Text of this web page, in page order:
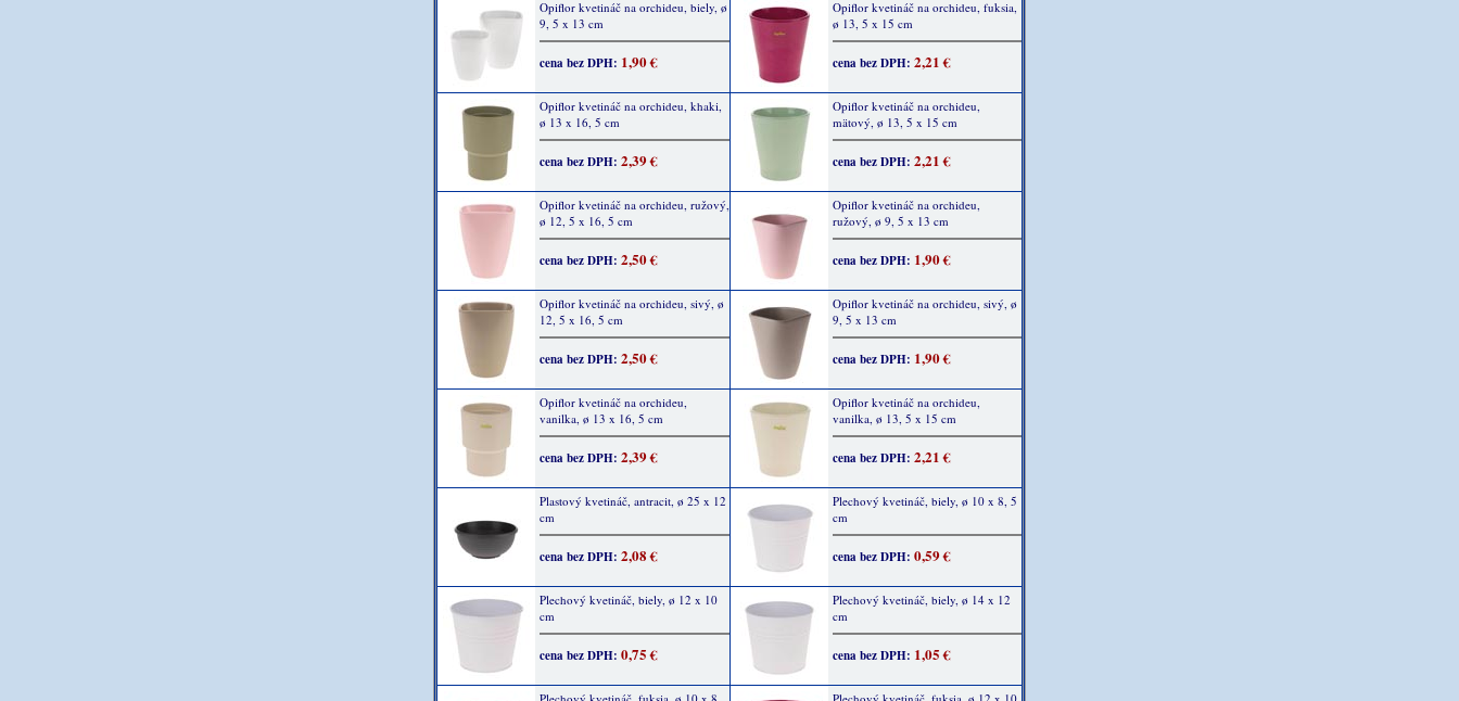
Opiflor kvetináč na orchideu, biely, ø
9, 5 x 13 cm
cena bez DPH: 1,90 €
Opiflor kvetináč na orchideu, fuksia,
ø 13, 5 x 15 cm
cena bez DPH: 2,21 €
Opiflor kvetináč na orchideu, khaki,
ø 13 x 16, 5 cm
cena bez DPH: 2,39 €
Opiflor kvetináč na orchideu,
mätový, ø 13, 5 x 15 cm
cena bez DPH: 2,21 €
Opiflor kvetináč na orchideu, ružový,
ø 12, 5 x 16, 5 cm
cena bez DPH: 2,50 €
Opiflor kvetináč na orchideu,
ružový, ø 9, 5 x 13 cm
cena bez DPH: 1,90 €
Opiflor kvetináč na orchideu, sivý, ø
12, 5 x 16, 5 cm
cena bez DPH: 2,50 €
Opiflor kvetináč na orchideu, sivý, ø
9, 5 x 13 cm
cena bez DPH: 1,90 €
Opiflor kvetináč na orchideu,
vanilka, ø 13 x 16, 5 cm
cena bez DPH: 2,39 €
Opiflor kvetináč na orchideu,
vanilka, ø 13, 5 x 15 cm
cena bez DPH: 2,21 €
Plastový kvetináč, antracit, ø 25 x 12
cm
cena bez DPH: 2,08 €
Plechový kvetináč, biely, ø 10 x 8, 5
cm
cena bez DPH: 0,59 €
Plechový kvetináč, biely, ø 12 x 10
cm
cena bez DPH: 0,75 €
Plechový kvetináč, biely, ø 14 x 12
cm
cena bez DPH: 1,05 €